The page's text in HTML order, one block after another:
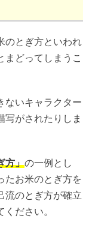
のとぎ方といわれ
まどってしまうこ
ないキャラクター
写がされたりしま
方」の一例とし
たお米のとぎ方を
流のとぎ方が確立
ださい。